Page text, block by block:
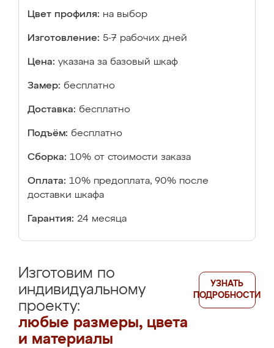
Цвет профиля: на выбор
Изготовление: 5-7 рабочих дней
Цена: указана за базовый шкаф
Замер: бесплатно
Доставка: бесплатно
Подъём: бесплатно
Сборка: 10% от стоимости заказа
Оплата: 10% предоплата, 90% после
доставки шкафа
Гарантия: 24 месяца
Изготовим по
индивидуальному
проекту:
любые размеры, цвета
и материалы
УЗНАТЬ
ПОДРОБНОСТИ